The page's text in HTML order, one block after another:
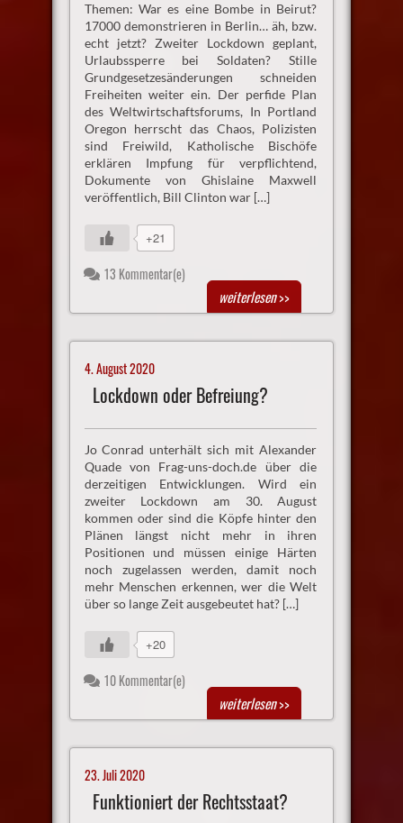
Themen: War es eine Bombe in Beirut?
17000 demonstrieren in Berlin… äh, bzw.
echt jetzt? Zweiter Lockdown geplant,
Urlaubssperre bei Soldaten? Stille
Grundgesetzesänderungen schneiden
Freiheiten weiter ein. Der perfide Plan
des Weltwirtschaftsforums, In Portland
Oregon herrscht das Chaos, Polizisten
sind Freiwild, Katholische Bischöfe
erklären Impfung für verpflichtend,
Dokumente von Ghislaine Maxwell
veröffentlich, Bill Clinton war […]
+21
13 Kommentar(e)
weiterlesen>>
4. August 2020
Lockdown oder Befreiung?
Jo Conrad unterhält sich mit Alexander
Quade von Frag-uns-doch.de über die
derzeitigen Entwicklungen. Wird ein
zweiter Lockdown am 30. August
kommen oder sind die Köpfe hinter den
Plänen längst nicht mehr in ihren
Positionen und müssen einige Härten
noch zugelassen werden, damit noch
mehr Menschen erkennen, wer die Welt
über so lange Zeit ausgebeutet hat? […]
+20
10 Kommentar(e)
weiterlesen>>
23. Juli 2020
Funktioniert der Rechtsstaat?